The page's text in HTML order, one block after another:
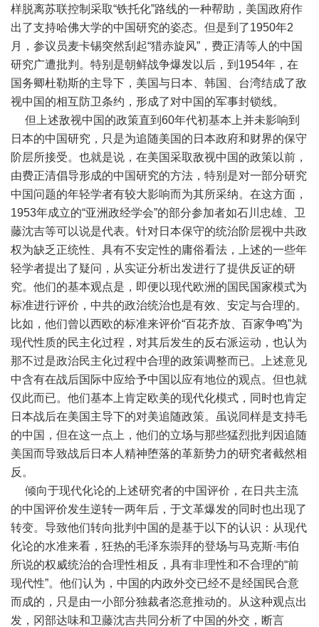
样脱离苏联控制采取“铁托化”路线的一种帮助，美国政府作
出了支持哈佛大学的中国研究的姿态。但是到了1950年2
月，参议员麦卡锡突然刮起“猎赤旋风”，费正清等人的中国
研究广遭批判。特别是朝鲜战争爆发以后，到1954年，在
国务卿杜勒斯的主导下，美国与日本、韩国、台湾结成了敌
视中国的相互防卫条约，形成了对中国的军事封锁线。
但上述敌视中国的政策直到60年代初基本上并未影响到
日本的中国研究，只是为追随美国的日本政府和财界的保守
阶层所接受。也就是说，在美国采取敌视中国的政策以前，
由费正清倡导形成的中国研究的方法，特别是对一部分研究
中国问题的年轻学者有较大影响而为其所采纳。在这方面，
1953年成立的“亚洲政经学会”的部分参加者如石川忠雄、卫
藤沈吉等可以说是代表。针对日本保守的统治阶层视中共政
权为缺乏正统性、具有不安定性的庸俗看法，上述的一些年
轻学者提出了疑问，从实证分析出发进行了提供反证的研
究。他们的基本观点是，即便以现代欧洲的国民国家模式为
标准进行评价，中共的政治统治也是有效、安定与合理的。
比如，他们曾以西欧的标准来评价“百花齐放、百家争鸣”为
现代性质的民主化过程，对其后发生的反右派运动，也认为
那不过是政治民主化过程中合理的政策调整而已。上述意见
中含有在战后国际中应给予中国以应有地位的观点。但也就
仅此而已。他们基本上肯定欧美的现代化模式，同时也肯定
日本战后在美国主导下的对美追随政策。虽说同样是支持毛
的中国，但在这一点上，他们的立场与那些猛烈批判因追随
美国而导致战后日本人精神堕落的革新势力的研究者截然相
反。
倾向于现代化论的上述研究者的中国评价，在日共主流
的中国评价发生逆转一两年后，于文革爆发的同时也出现了
转变。导致他们转向批判中国的是基于以下的认识：从现代
化论的水准来看，狂热的毛泽东崇拜的登场与马克斯·韦伯
所说的权威统治的合理性相反，具有非理性和不合理的“前
现代性”。他们认为，中国的内政外交已经不是经国民合意
而成的，只是由一小部分独裁者恣意推动的。从这种观点出
发，冈部达味和卫藤沈吉共同分析了中国的外交，断言